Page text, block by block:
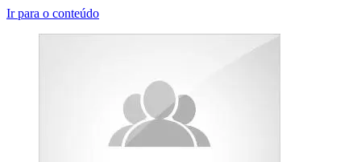
Ir para o conteúdo